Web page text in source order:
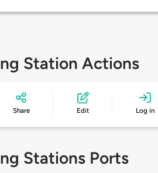
Station Actions
Share Edit Log in
Stations Ports